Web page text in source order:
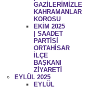
GAZİLERİMİZLE
KAHRAMANLAR
KOROSU
EKİM 2025
| SAADET
PARTİSİ
ORTAHİSAR
İLÇE
BAŞKANI
ZİYARETİ
EYLÜL 2025
EYLÜL